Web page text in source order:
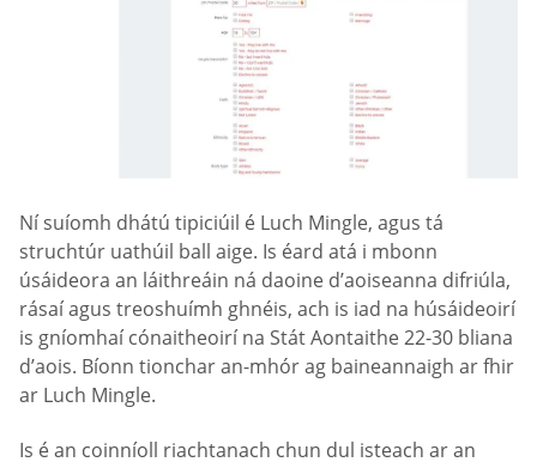
Ní suíomh dhátú tipiciúil é Luch Mingle, agus tá
struchtúr uathúil ball aige. Is éard atá i mbonn
úsáideora an láithreáin ná daoine d’aoiseanna difriúla,
rásaí agus treoshuímh ghnéis, ach is iad na húsáideoirí
is gníomhaí cónaitheoirí na Stát Aontaithe 22-30 bliana
d’aois. Bíonn tionchar an-mhór ag baineannaigh ar fhir
ar Luch Mingle.
Is é an coinníoll riachtanach chun dul isteach ar an